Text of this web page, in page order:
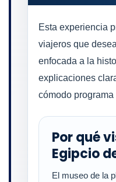
Esta experiencia
viajeros que
enfocada a la
explicaciones
cómodo
Por qué
Egipcio
El museo de la